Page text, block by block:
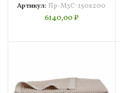
Артикул: Пр-М3С-150х200
6140,00₽